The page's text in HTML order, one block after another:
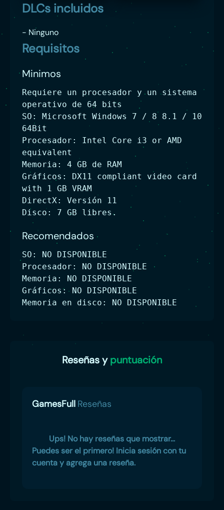
DLCs incluidos
- Ninguno
Requisitos
Minimos
Requiere un procesador y un sistema
operativo de 64 bits
SO: Microsoft Windows 7 / 8 8.1 / 10
64Bit
Procesador: Intel Core i3 or AMD
equivalent
Memoria: 4 GB de RAM
Gráficos: DX11 compliant video card
with 1 GB VRAM
DirectX: Versión 11
Disco: 7 GB libres.
Recomendados
SO: NO DISPONIBLE
Procesador: NO DISPONIBLE
Memoria: NO DISPONIBLE
Gráficos: NO DISPONIBLE
Memoria en disco: NO DISPONIBLE
Reseñas ypuntuación
GamesFull Reseñas
Ups! No hay reseñas que mostrar...
Puedes ser el primero! Inicia sesión con tu
cuenta y agrega una reseña.